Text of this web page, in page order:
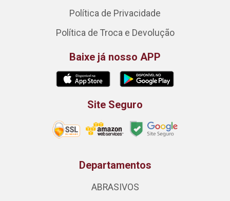
Política de Privacidade
Política de Troca e Devolução
Baixe já nosso APP
Site Seguro
Departamentos
ABRASIVOS